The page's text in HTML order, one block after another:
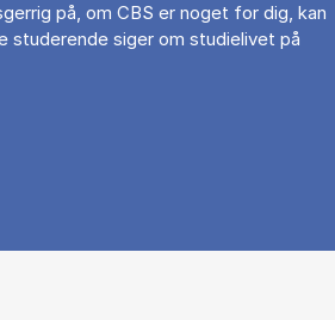
på, om CBS er noget for dig, kan
studerende siger om studielivet på